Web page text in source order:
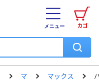
カゴ
メニュー
マ マックス